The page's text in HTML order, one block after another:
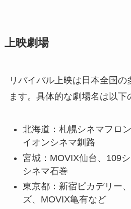
上映劇場
リバイバル上映は日本全国
ます。具体的な劇場名は以下
北海道：札幌シネマフロ
イオンシネマ釧路
宮城：MOVIX仙台、109
シネマ石巻
東京都：新宿ピカデリー
ズ、MOVIX亀有など